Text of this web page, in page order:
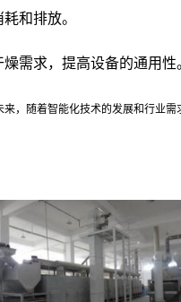
和排放。
需求，提高设备的通用性
，随着智能化技术的发展和行业